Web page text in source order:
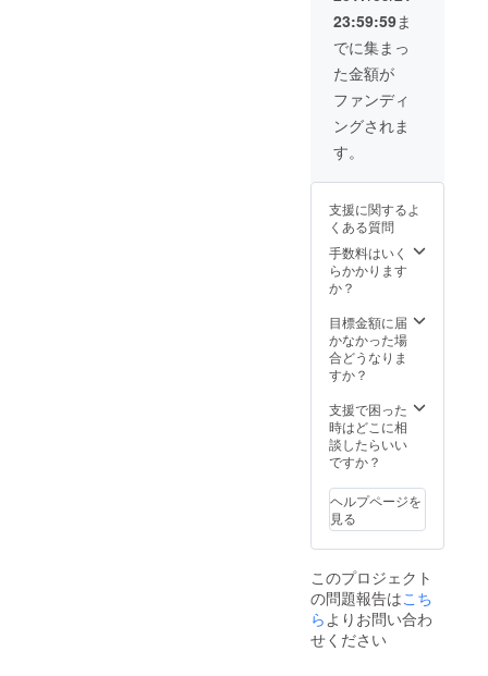
23:59:59ま
でに集まっ
た金額が
ファンディ
ングされま
す。
支援に関するよ
くある質問
手数料はいく
らかかります
か？
目標金額に届
かなかった場
合どうなりま
すか？
支援で困った
時はどこに相
談したらいい
ですか？
ヘルプページを
見る
このプロジェクト
の問題報告はこち
らよりお問い合わ
せください